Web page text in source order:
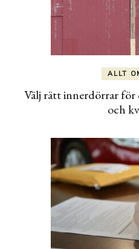
ALLT
Välj rätt innerdörrar
och